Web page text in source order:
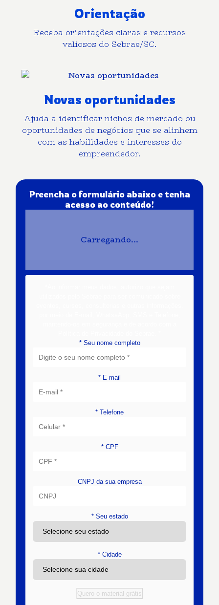
Orientação
Receba orientações claras e recursos
valiosos do Sebrae/SC.
Novas oportunidades
Ajuda a identificar nichos de mercado ou
oportunidades de negócios que se alinhem
com as habilidades e interesses do
empreendedor.
Preencha o formulário abaixo e tenha
acesso ao conteúdo!
Carregando...
* Seu nome completo
* E-mail
* Telefone
* CPF
CNPJ da sua empresa
* Seu estado
* Cidade
Quero o material grátis